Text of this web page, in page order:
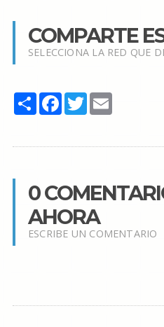
COMPARTE
SELECCIONA LA RED QUE
Share Facebook
TwitterEmail
0
AHORA
ESCRIBE UN COMENTARIO